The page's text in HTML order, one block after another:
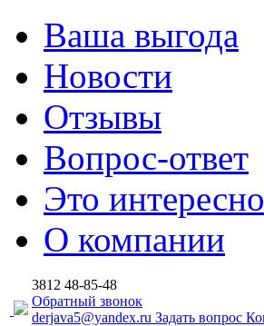
Ваша выгода
Новости
Отзывы
Вопрос-ответ
Это
О компании
3812 48-85-48
Обратный звонок
derjava5@yandex.ru Задать вопрос